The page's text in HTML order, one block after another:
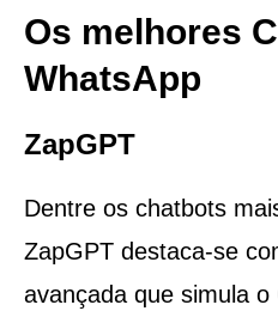
Os melhores
WhatsApp
ZapGPT
Dentre os chatbots
ZapGPT destaca-se
avançada que simula